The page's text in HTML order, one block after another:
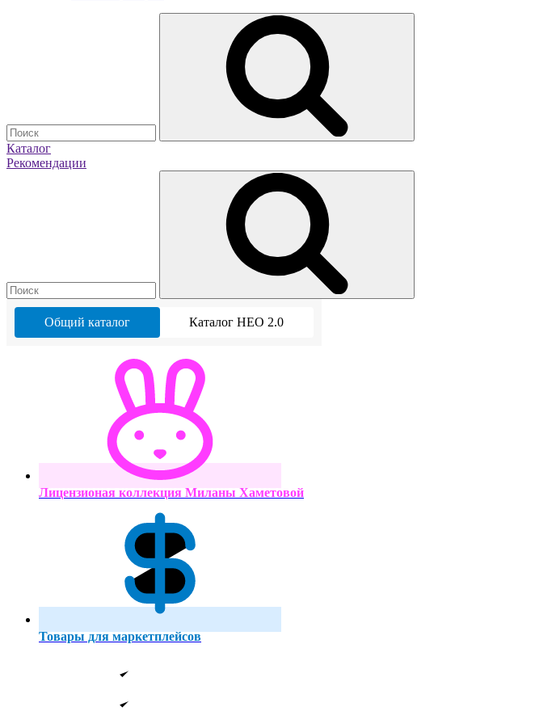
Каталог
Рекомендации
Общий каталог Каталог НЕО 2.0
Лицензионая коллекция Миланы Хаметовой
Товары для маркетплейсов